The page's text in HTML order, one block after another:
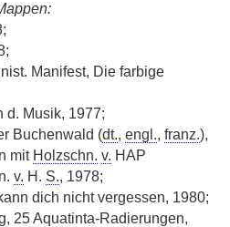
Manifest, Die farbige
d. Musik, 1977;
Buchenwald (dt., engl., franz.),
mit Holzschn. v. HAP
v. H. S., 1978;
dich nicht vergessen, 1980;
25 Aquatinta-Radierungen,